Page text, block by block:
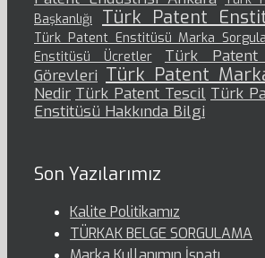
Başkanlığı
Türk Patent
Türk Patent Enstitüsü Marka
Enstitüsü Ücretler
Türk Patent
Görevleri Türk Patent
Nedir Türk Patent Tescil Türk
Enstitüsü Hakkında Bilgi
Son Yazılarımız
Kalite Politikamız
TÜRKAK BELGE SORGULAMA